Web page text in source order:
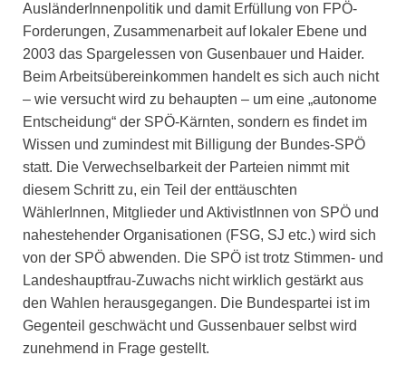
AusländerInnenpolitik und damit Erfüllung von FPÖ-
Forderungen, Zusammenarbeit auf lokaler Ebene und
2003 das Spargelessen von Gusenbauer und Haider.
Beim Arbeitsübereinkommen handelt es sich auch nicht
– wie versucht wird zu behaupten – um eine „autonome
Entscheidung“ der SPÖ-Kärnten, sondern es findet im
Wissen und zumindest mit Billigung der Bundes-SPÖ
statt. Die Verwechselbarkeit der Parteien nimmt mit
diesem Schritt zu, ein Teil der enttäuschten
WählerInnen, Mitglieder und AktivistInnen von SPÖ und
nahestehender Organisationen (FSG, SJ etc.) wird sich
von der SPÖ abwenden. Die SPÖ ist trotz Stimmen- und
Landeshauptfrau-Zuwachs nicht wirklich gestärkt aus
den Wahlen herausgegangen. Die Bundespartei ist im
Gegenteil geschwächt und Gussenbauer selbst wird
zunehmend in Frage gestellt.